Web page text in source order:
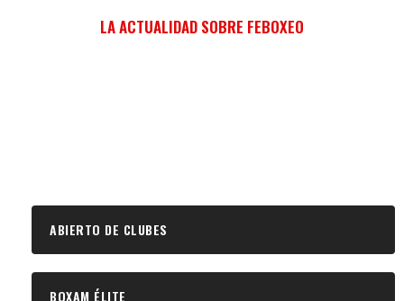
LA ACTUALIDAD SOBRE FEBOXEO
ABIERTO DE CLUBES
BOXAM ÉLITE